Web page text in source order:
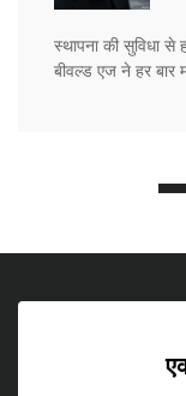
स्थापना की सुविधा
बीवल्ड एज ने हर बार